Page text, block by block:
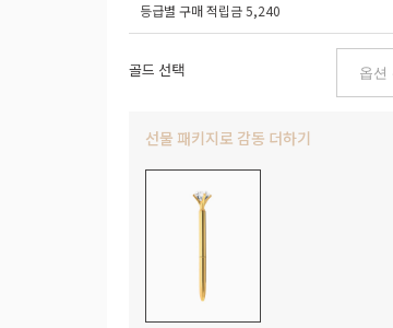
등급별 구매 적립금5,240
골드 선택
선물 패키지로 감동 더하기